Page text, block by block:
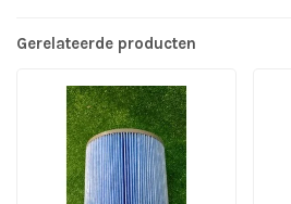
Gerelateerde producten